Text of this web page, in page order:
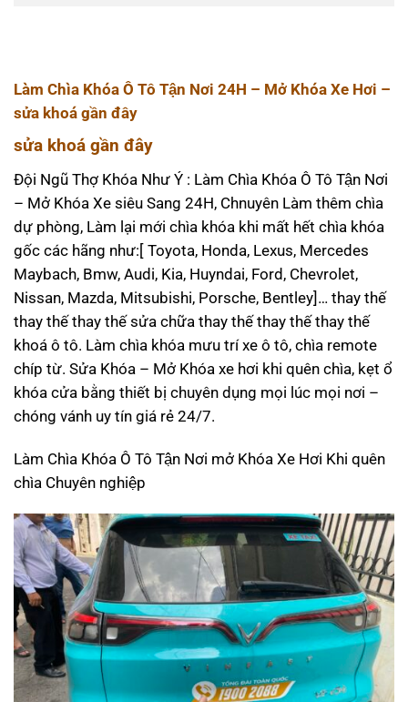
Làm Chìa Khóa Ô Tô Tận Nơi 24H – Mở Khóa Xe Hơi –
sửa khoá gần đây
sửa khoá gần đây
Đội Ngũ Thợ Khóa Như Ý : Làm Chìa Khóa Ô Tô Tận Nơi
– Mở Khóa Xe siêu Sang 24H, Chnuyên Làm thêm chìa
dự phòng, Làm lại mới chìa khóa khi mất hết chìa khóa
gốc các hãng như:[ Toyota, Honda, Lexus, Mercedes
Maybach, Bmw, Audi, Kia, Huyndai, Ford, Chevrolet,
Nissan, Mazda, Mitsubishi, Porsche, Bentley]… thay thế
thay thế thay thế sửa chữa thay thế thay thế thay thế
khoá ô tô. Làm chìa khóa mưu trí xe ô tô, chìa remote
chíp từ. Sửa Khóa – Mở Khóa xe hơi khi quên chìa, kẹt ổ
khóa cửa bằng thiết bị chuyên dụng mọi lúc mọi nơi –
chóng vánh uy tín giá rẻ 24/7.
Làm Chìa Khóa Ô Tô Tận Nơi mở Khóa Xe Hơi Khi quên
chìa Chuyên nghiệp